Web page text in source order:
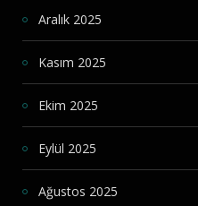
Aralık 2025
Kasım 2025
Ekim 2025
Eylül 2025
Ağustos 2025